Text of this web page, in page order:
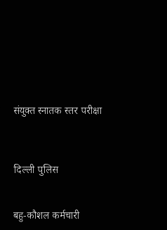
संयुक्त स्नातक स्तर परीक्षा
दिल्ली पुलिस
बहु-कौशल कर्मचारी